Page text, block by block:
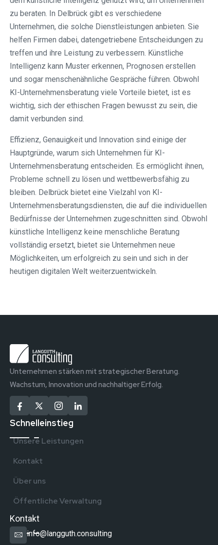
zu beraten. In Delbrück gibt es verschiedene
Unternehmen, die solche Dienstleistungen anbieten. Sie
helfen Firmen dabei, datengetriebene Entscheidungen zu
treffen und ihre Leistung zu verbessern. Künstliche
Intelligenz kann Muster erkennen, Prognosen erstellen
und sogar menschenähnliche Gespräche führen. Obwohl
KI-Unternehmensberatung viele Vorteile bietet, ist es
wichtig, sich der ethischen Fragen bewusst zu sein, die
damit verbunden sind.
Effizienz, Genauigkeit und Innovation sind einige der
Hauptgründe, warum sich Unternehmen für KI-
Unternehmensberatung entscheiden. Es ermöglicht ihnen,
Probleme schnell zu lösen und wettbewerbsfähig zu
bleiben. Delbrück bietet eine Vielzahl von KI-
Unternehmensberatungsdiensten, die auf die individuellen
Bedürfnisse der Unternehmen zugeschnitten sind. Obwohl
künstliche Intelligenz keine menschliche Beratung
vollständig ersetzt, bietet sie Unternehmen neue
Möglichkeiten, um erfolgreich zu sein und sich in der
heutigen digitalen Welt weiterzuentwickeln.
Unternehmen stärken mit strategischer Beratung.
Wachstum, Innovation und nachhaltiger Erfolg.
Schnelleinstieg
Unsere Leistungen
Kontakt
Über uns
Öffentliche Verwaltung
Kontakt
info@langguth.consulting